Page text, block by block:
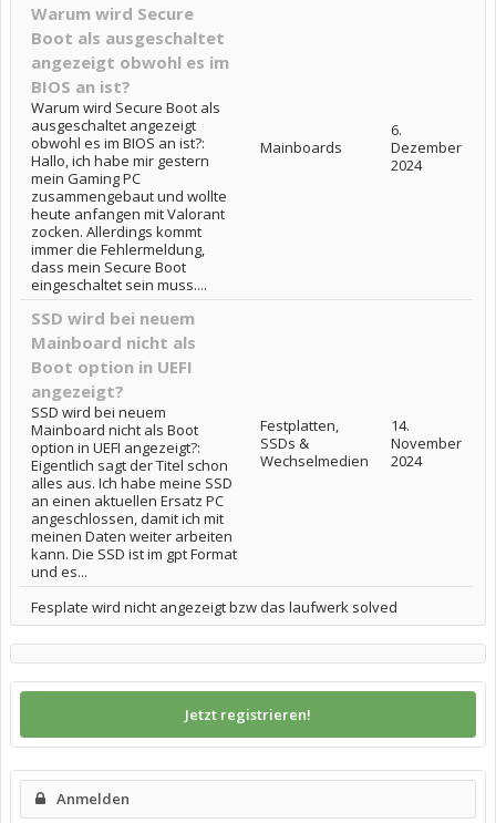
Warum wird Secure
Boot als ausgeschaltet
angezeigt obwohl es im
BIOS an ist?
Warum wird Secure Boot als
ausgeschaltet angezeigt
obwohl es im BIOS an ist?:
Hallo, ich habe mir gestern
mein Gaming PC
zusammengebaut und wollte
heute anfangen mit Valorant
zocken. Allerdings kommt
immer die Fehlermeldung,
dass mein Secure Boot
eingeschaltet sein muss....
Mainboards
6.
Dezember
2024
SSD wird bei neuem
Mainboard nicht als
Boot option in UEFI
angezeigt?
SSD wird bei neuem
Mainboard nicht als Boot
option in UEFI angezeigt?:
Eigentlich sagt der Titel schon
alles aus. Ich habe meine SSD
an einen aktuellen Ersatz PC
angeschlossen, damit ich mit
meinen Daten weiter arbeiten
kann. Die SSD ist im gpt Format
und es...
Festplatten,
SSDs &
Wechselmedien
14.
November
2024
Fesplate wird nicht angezeigt bzw das laufwerk solved
Jetzt registrieren!
Anmelden